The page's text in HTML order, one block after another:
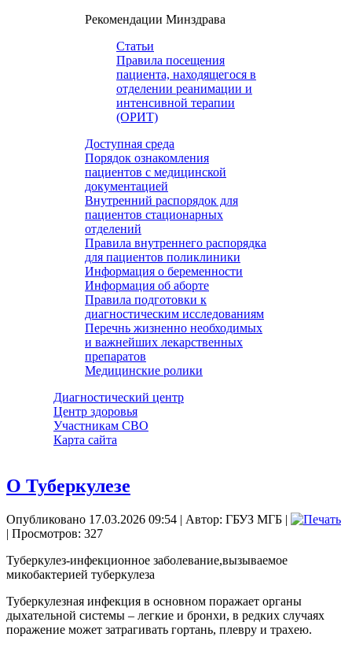
Рекомендации Минздрава
Статьи
Правила посещения
пациента, находящегося в
отделении реанимации и
интенсивной терапии
(ОРИТ)
Доступная среда
Порядок ознакомления
пациентов с медицинской
документацией
Внутренний распорядок для
пациентов стационарных
отделений
Правила внутреннего распорядка
для пациентов поликлиники
Информация о беременности
Информация об аборте
Правила подготовки к
диагностическим исследованиям
Перечнь жизненно необходимых
и важнейших лекарственных
препаратов
Медицинские ролики
Диагностический центр
Центр здоровья
Участникам СВО
Карта сайта
О Туберкулезе
Опубликовано 17.03.2026 09:54 | Автор: ГБУЗ МГБ |
| Просмотров: 327
Туберкулез-инфекционное заболевание,вызываемое
микобактерией туберкулеза
Туберкулезная инфекция в основном поражает органы
дыхательной системы – легкие и бронхи, в редких случаях
поражение может затрагивать гортань, плевру и трахею.